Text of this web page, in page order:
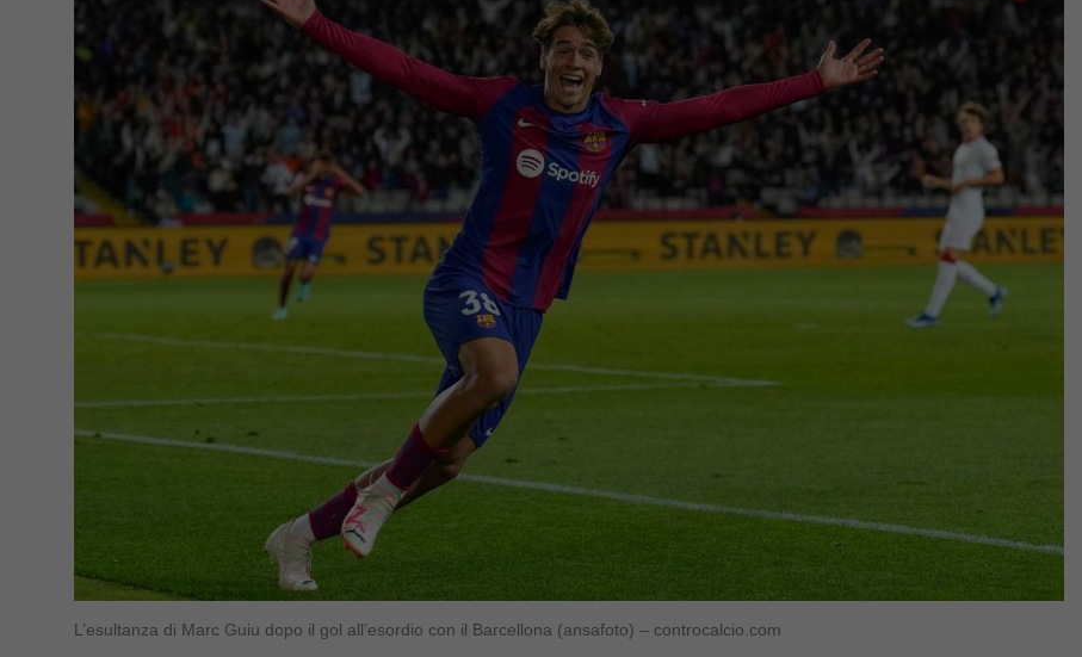
L’esultanza di Marc Guiu dopo il gol all’esordio con il Barcellona (ansafoto) – controcalcio.com